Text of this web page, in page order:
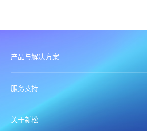
产品与解决方案
服务支持
关于新松